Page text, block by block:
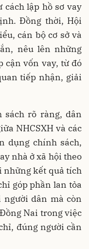
lập hồ sơ vay
Đồng thời, Hội
cán bộ cơ sở và
nêu lên những
cận vốn vay, từ đó
tiếp nhận, giải
sách rõ ràng, dân
NHCSXH và các
dụng chính sách,
nhà ở xã hội theo
những kết quả tích
góp phần lan tỏa
dân mà còn
Nai trong việc
đúng người cần